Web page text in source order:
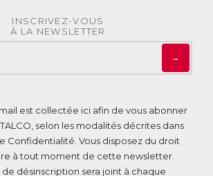
INSCRIVEZ-VOUS
À LA NEWSLETTER
→
est collectée ici afin de vous abonner
selon les modalités décrites dans
Confidentialité . Vous disposez du droit
à tout moment de cette newsletter.
de désinscription sera joint à chaque